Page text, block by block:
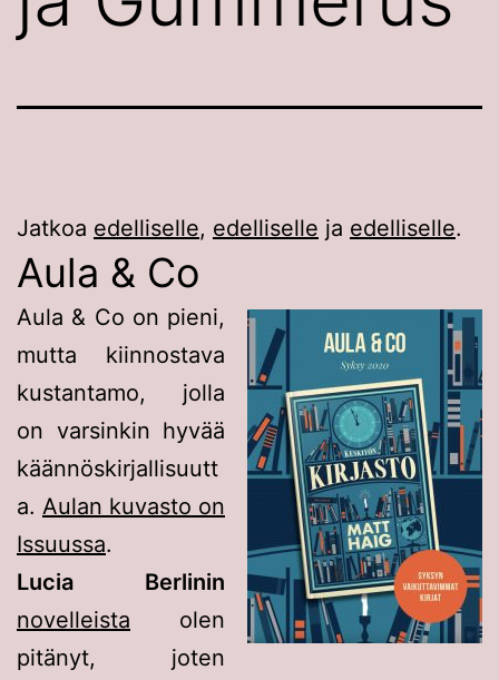
Jatkoa edelliselle, edelliselle ja edelliselle.
Aula & Co
Aula & Co on pieni,
mutta kiinnostava
kustantamo, jolla
on varsinkin hyvää
käännöskirjallisuutt
a. Aulan kuvasto on
Issuussa.
Lucia Berlinin
novelleista olen
pitänyt, joten